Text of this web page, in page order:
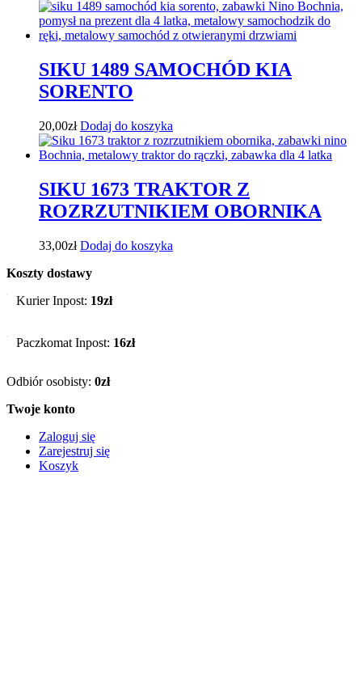
SIKU 1489 SAMOCHÓD KIA
SORENTO
20,00zł Dodaj do koszyka
SIKU 1673 TRAKTOR Z
ROZRZUTNIKIEM OBORNIKA
33,00zł Dodaj do koszyka
Koszty dostawy
Kurier Inpost: 19zł
Paczkomat Inpost: 16zł
Odbiór osobisty: 0zł
Twoje konto
Zaloguj się
Zarejestruj się
Koszyk